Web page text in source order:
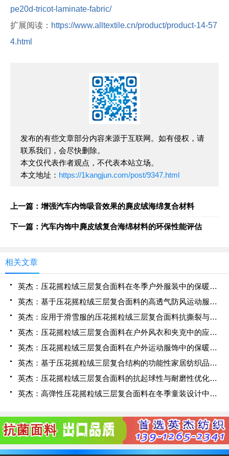
pe20d-tricot-laminate-fabric/
扩展阅读： https://www.alltextile.cn/product/product-14-57
4.html
发布的有些文章部分内容来源于互联网。如有侵权，请
联系我们，会尽快删除。
本文仅代表作者观点，不代表本站立场。
本文地址： https://1kangjun.com/post/9347.html
上一篇：增强汽车内饰吸音效果的麂皮绒海绵复合材料
下一篇：汽车内饰中麂皮绒复合海绵材料的环保性能评估
相关文章
英杰：压花摇粒绒三层复合面料在冬季户外服装中的保暖性能优化研究
英杰：基于压花摇粒绒三层复合面料的高透气防风运动服饰开发
英杰：应用于滑雪服的压花摇粒绒三层复合面料抗撕裂与耐磨性提升技术
英杰：压花摇粒绒三层复合面料在户外风衣和夹克中的应用与性能
英杰：压花摇粒绒三层复合面料在户外运动服饰中的保暖与透气性能研究
英杰：基于压花摇粒绒三层复合结构的功能性家居纺织品开发与应用
英杰：压花摇粒绒三层复合面料的抗起球性与耐磨性优化技术分析
英杰：高弹性压花摇粒绒三层复合面料在冬季童装设计中的应用实践